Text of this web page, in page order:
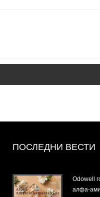
ПОСЛЕДНИ ВЕСТИ
Odowell
алфа-